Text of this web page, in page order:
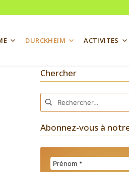
DÜRCKHEIM ACTIVITES
Chercher
Rechercher :
Abonnez-vous à